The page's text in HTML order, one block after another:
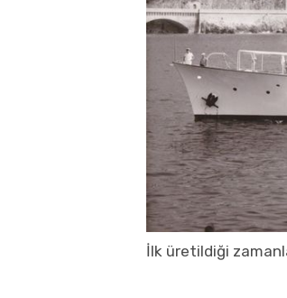
İlk üretildiği